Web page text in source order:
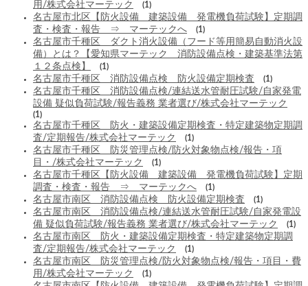
用/株式会社マーテック
(1)
名古屋市北区【防火設備 建築設備 発電機負荷試験】定期調
査・検査・報告 ⇒ マーテックへ
(1)
名古屋市千種区 ダクト消火設備（フード等用簡易自動消火設
備）とは？【愛知県マーテック 消防設備点検・建築基準法第
１２条点検】
(1)
名古屋市千種区 消防設備点検 防火設備定期検査 (1)
名古屋市千種区 消防設備点検/連結送水管耐圧試験/自家発電
設備 疑似負荷試験/報告義務 業者選び/株式会社マーテック
(1)
名古屋市千種区 防火・建築設備定期検査・特定建築物定期調
査/定期報告/株式会社マーテック
(1)
名古屋市千種区 防災管理点検/防火対象物点検/報告・項
目・/株式会社マーテック
(1)
名古屋市千種区【防火設備 建築設備 発電機負荷試験】定期
調査・検査・報告 ⇒ マーテックへ
(1)
名古屋市南区 消防設備点検 防火設備定期検査 (1)
名古屋市南区 消防設備点検/連結送水管耐圧試験/自家発電設
備 疑似負荷試験/報告義務 業者選び/株式会社マーテック
(1)
名古屋市南区 防火・建築設備定期検査・特定建築物定期調
査/定期報告/株式会社マーテック
(1)
名古屋市南区 防災管理点検/防火対象物点検/報告・項目・費
用/株式会社マーテック
(1)